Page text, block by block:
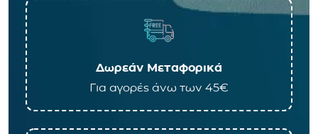
Δωρεάν Μεταφορικά
Για αγορές άνω των 45€